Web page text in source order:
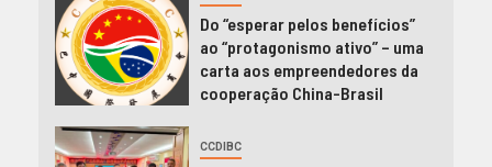
Do “esperar pelos benefícios”
ao “protagonismo ativo” – uma
carta aos empreendedores da
cooperação China-Brasil
CCDIBC